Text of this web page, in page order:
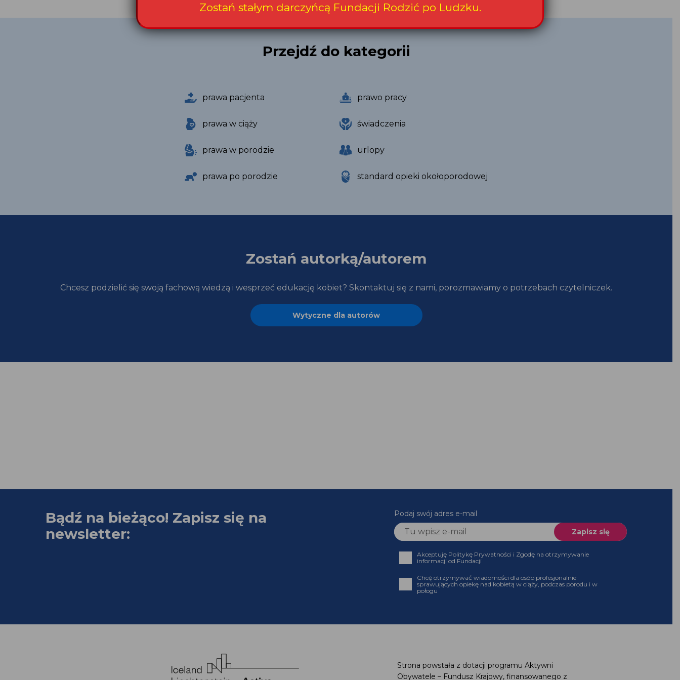
Przejdź do kategorii
prawa pacjenta
prawa w ciąży
prawa w porodzie
prawa po porodzie
prawo pracy
świadczenia
urlopy
standard opieki okołoporodowej
Zostań autorką/autorem
Chcesz podzielić się swoją fachową wiedzą i wesprzeć edukację kobiet? Skontaktuj się z nami, porozmawiamy o potrzebach czytelniczek.
Wytyczne dla autorów
Bądź na bieżąco! Zapisz się na
newsletter:
Podaj swój adres e-mail
Akceptuję Politykę Prywatności i Zgodę na otrzymywanie
informacji od Fundacji
Chcę otrzymywać wiadomości dla osób profesjonalnie
sprawujących opiekę nad kobietą w ciąży, podczas porodu i w
połogu
Strona powstała z dotacji programu Aktywni
Obywatele – Fundusz Krajowy, finansowanego z
Zostań stałym darczyńcą Fundacji Rodzić po Ludzku.